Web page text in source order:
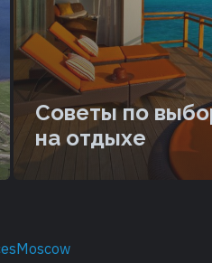
Советы по
на отдыхе